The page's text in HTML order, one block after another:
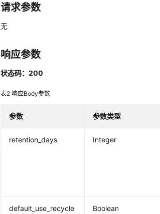
请求参数
无
响应参数
状态码：200
表2响应Body参数
参数 参数类型
retention_days Integer
default_use_recycle Boolean